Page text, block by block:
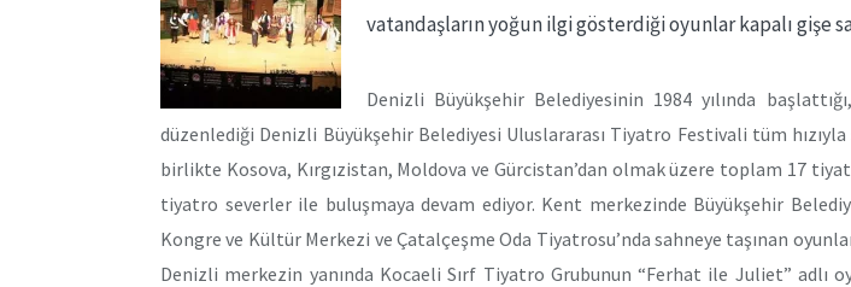
vatandaşların yoğun ilgi gösterdiği oyunlar kapalı gişe
Denizli Büyükşehir Belediyesinin 1984 yılında
düzenlediği Denizli Büyükşehir Belediyesi Uluslararası Tiyatro Festivali tüm
birlikte Kosova, Kırgızistan, Moldova ve Gürcistan’dan olmak üzere toplam 17
tiyatro severler ile buluşmaya devam ediyor. Kent merkezinde Büyükşehir
Kongre ve Kültür Merkezi ve Çatalçeşme Oda Tiyatrosu’nda sahneye taşınan
Denizli merkezin yanında Kocaeli Sırf Tiyatro Grubunun “Ferhat ile Juliet” adlı